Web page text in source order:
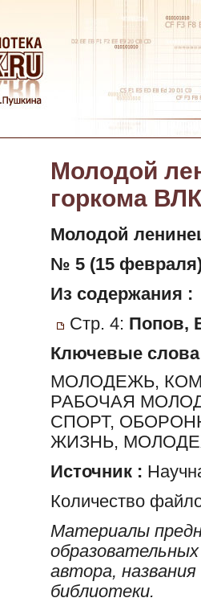
Молодой
горкома
Молодой
№ 5 (15
Из содержания :
Стр. 4: Попов,
Ключевые слова
МОЛОДЕЖЬ,
РАБОЧАЯ
СПОРТ,
ЖИЗНЬ,
Источник :
Количество
Материалы
автора,
библиотеки.